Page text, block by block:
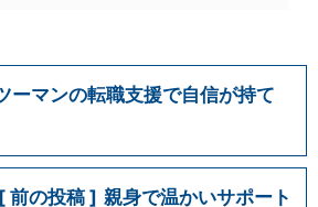
ーマンの転職支援で自信が持て
親身で温かいサポート